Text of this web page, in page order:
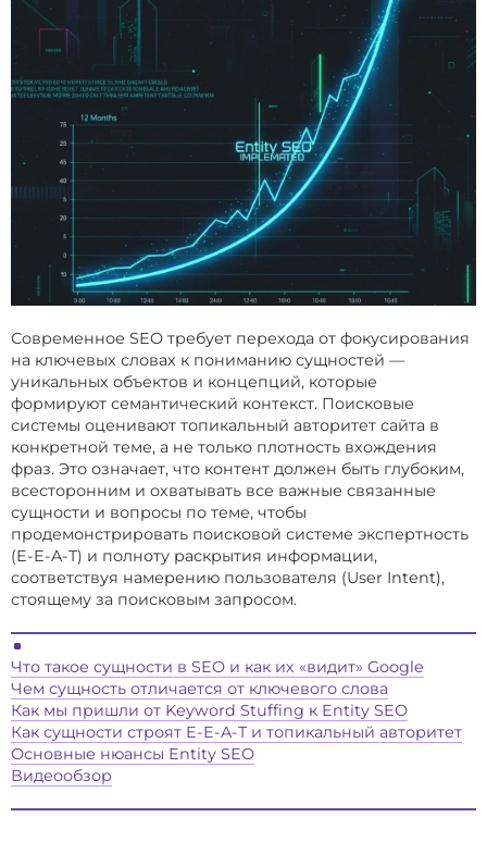
Современное SEO требует перехода от фокусирования
на ключевых словах к пониманию сущностей —
уникальных объектов и концепций, которые
формируют семантический контекст. Поисковые
системы оценивают топикальный авторитет сайта в
конкретной теме, а не только плотность вхождения
фраз. Это означает, что контент должен быть глубоким,
всесторонним и охватывать все важные связанные
сущности и вопросы по теме, чтобы
продемонстрировать поисковой системе экспертность
(E-E-A-T) и полноту раскрытия информации,
соответствуя намерению пользователя (User Intent),
стоящему за поисковым запросом.
Что такое сущности в SEO и как их «видит» Google
Чем сущность отличается от ключевого слова
Как мы пришли от Keyword Stuffing к Entity SEO
Как сущности строят E-E-A-T и топикальный авторитет
Основные нюансы Entity SEO
Видеообзор